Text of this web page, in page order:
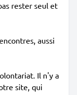
rester seul et
aussi
Il n'y a
site, qui